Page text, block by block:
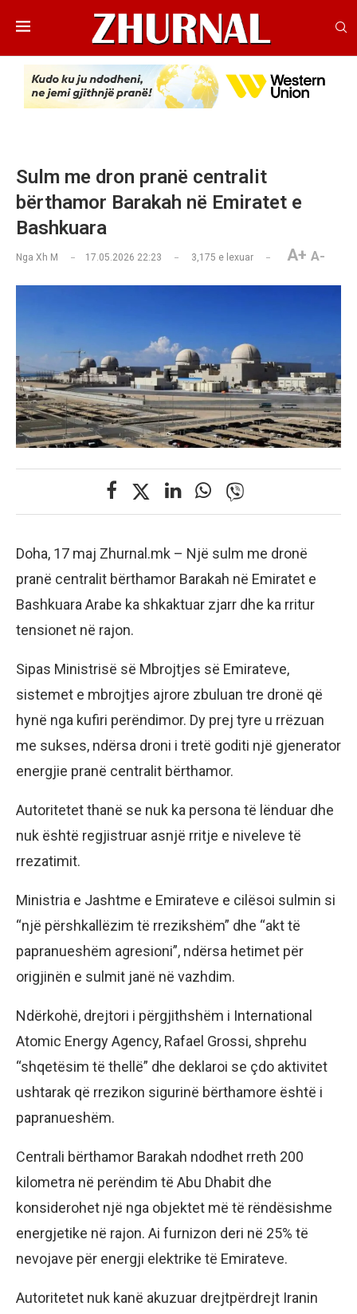
Sulm me dron pranë centralit
bërthamor Barakah në Emiratet e
Bashkuara
Nga Xh M 17.05.2026 22:23 3,175 e lexuar A+ A-
Doha, 17 maj Zhurnal.mk – Një sulm me dronë
pranë centralit bërthamor Barakah në Emiratet e
Bashkuara Arabe ka shkaktuar zjarr dhe ka rritur
tensionet në rajon.
Sipas Ministrisë së Mbrojtjes së Emirateve,
sistemet e mbrojtjes ajrore zbuluan tre dronë që
hynë nga kufiri perëndimor. Dy prej tyre u rrëzuan
me sukses, ndërsa droni i tretë goditi një gjenerator
energjie pranë centralit bërthamor.
Autoritetet thanë se nuk ka persona të lënduar dhe
nuk është regjistruar asnjë rritje e niveleve të
rrezatimit.
Ministria e Jashtme e Emirateve e cilësoi sulmin si
“një përshkallëzim të rrezikshëm” dhe “akt të
papranueshëm agresioni”, ndërsa hetimet për
origjinën e sulmit janë në vazhdim.
Ndërkohë, drejtori i përgjithshëm i International
Atomic Energy Agency, Rafael Grossi, shprehu
“shqetësim të thellë” dhe deklaroi se çdo aktivitet
ushtarak që rrezikon sigurinë bërthamore është i
papranueshëm.
Centrali bërthamor Barakah ndodhet rreth 200
kilometra në perëndim të Abu Dhabit dhe
konsiderohet një nga objektet më të rëndësishme
energjetike në rajon. Ai furnizon deri në 25% të
nevojave për energji elektrike të Emirateve.
Autoritetet nuk kanë akuzuar drejtpërdrejt Iranin